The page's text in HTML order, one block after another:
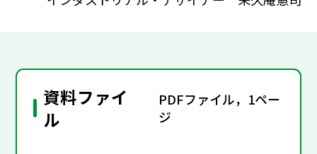
資料ファイ
ル
PDFファイル，1ペー
ジ